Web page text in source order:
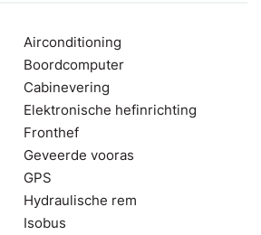
Airconditioning
Boordcomputer
Cabinevering
Elektronische hefinrichting
Fronthef
Geveerde vooras
GPS
Hydraulische rem
Isobus